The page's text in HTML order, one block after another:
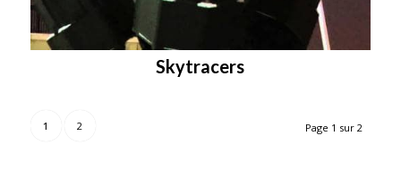
Skytracers
Page 1 sur 2
1 2